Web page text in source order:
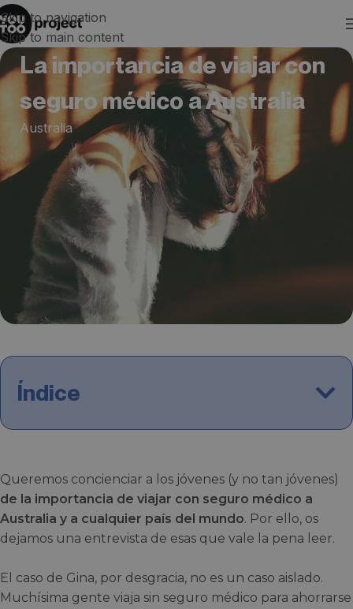
Skip to navigation
Skip to main content
La importancia de viajar con
seguro médico a Australia
Australia
Índice
Queremos concienciar a los jóvenes (y no tan jóvenes)
de la importancia de viajar con seguro médico a
Australia y a cualquier país del mundo. Por ello, os
dejamos una entrevista de esas que vale la pena leer.
El caso de Gina, por desgracia, no es un caso aislado.
Muchísima gente viaja sin seguro médico para ahorrarse